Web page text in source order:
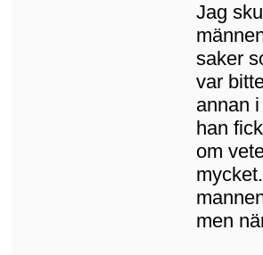
Jag
saker
var
annan
han
om
men